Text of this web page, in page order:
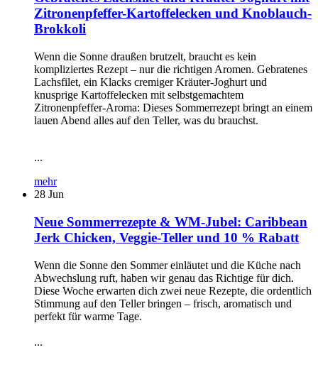
Zitronenpfeffer-Kartoffelecken und Knoblauch-
Brokkoli
Wenn die Sonne draußen brutzelt, braucht es kein
kompliziertes Rezept – nur die richtigen Aromen. Gebratenes
Lachsfilet, ein Klacks cremiger Kräuter-Joghurt und
knusprige Kartoffelecken mit selbstgemachtem
Zitronenpfeffer-Aroma: Dieses Sommerrezept bringt an einem
lauen Abend alles auf den Teller, was du brauchst.
...
mehr
28 Jun
Neue Sommerrezepte & WM-Jubel: Caribbean
Jerk Chicken, Veggie-Teller und 10 % Rabatt
Wenn die Sonne den Sommer einläutet und die Küche nach
Abwechslung ruft, haben wir genau das Richtige für dich.
Diese Woche erwarten dich zwei neue Rezepte, die ordentlich
Stimmung auf den Teller bringen – frisch, aromatisch und
perfekt für warme Tage.
...